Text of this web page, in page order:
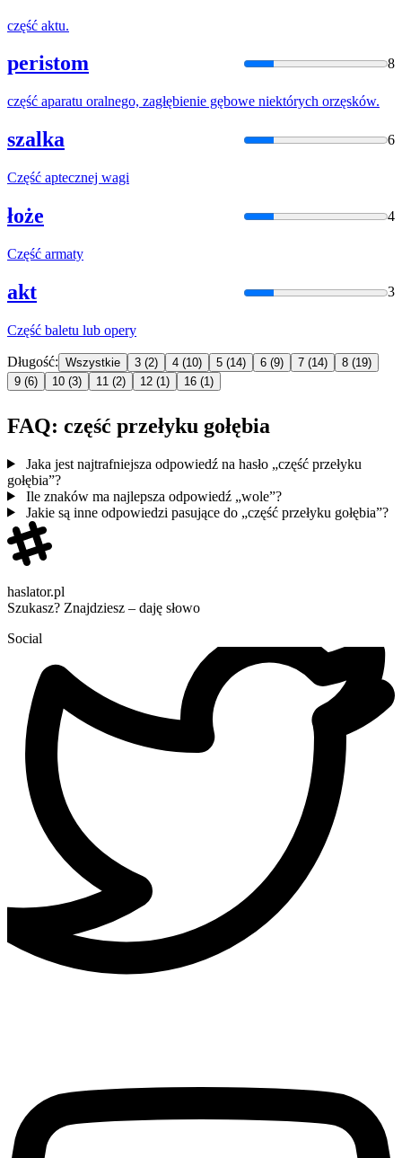
część aktu.
peristom 8
część aparatu oralnego, zagłębienie gębowe niektórych orzęsków.
szalka 6
Część aptecznej wagi
łoże 4
Część armaty
akt 3
Część baletu lub opery
Długość: Wszystkie 3 (2) 4 (10) 5 (14) 6 (9) 7 (14) 8 (19)
9 (6) 10 (3) 11 (2) 12 (1) 16 (1)
FAQ: część przełyku gołębia
Jaka jest najtrafniejsza odpowiedź na hasło „część przełyku
gołębia”?
Ile znaków ma najlepsza odpowiedź „wole”?
Jakie są inne odpowiedzi pasujące do „część przełyku gołębia”?
haslator.pl
Szukasz? Znajdziesz – daję słowo
Social